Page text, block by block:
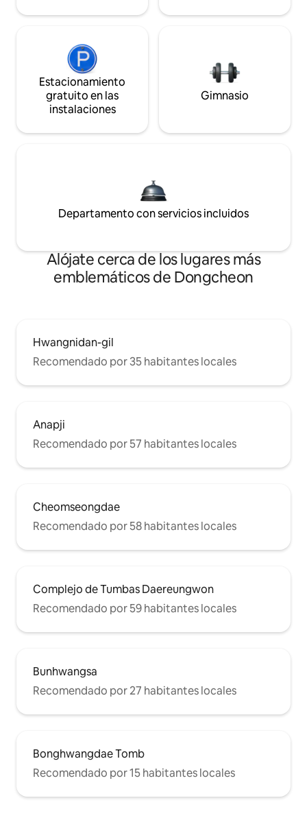
Estacionamiento
gratuito en las
instalaciones
Gimnasio
Departamento con servicios incluidos
Alójate cerca de los lugares más
emblemáticos de Dongcheon
Hwangnidan-gil
Recomendado por 35 habitantes locales
Anapji
Recomendado por 57 habitantes locales
Cheomseongdae
Recomendado por 58 habitantes locales
Complejo de Tumbas Daereungwon
Recomendado por 59 habitantes locales
Bunhwangsa
Recomendado por 27 habitantes locales
Bonghwangdae Tomb
Recomendado por 15 habitantes locales